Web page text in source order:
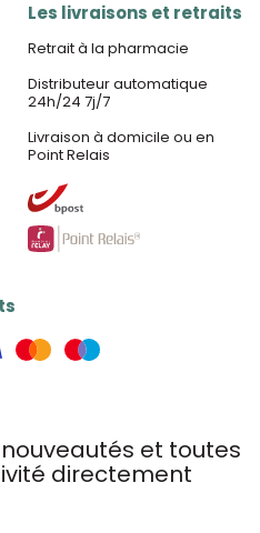
Les livraisons et retraits
Retrait à la pharmacie
Distributeur automatique
24h/24 7j/7
Livraison à domicile ou en
Point Relais
et toutes
directement